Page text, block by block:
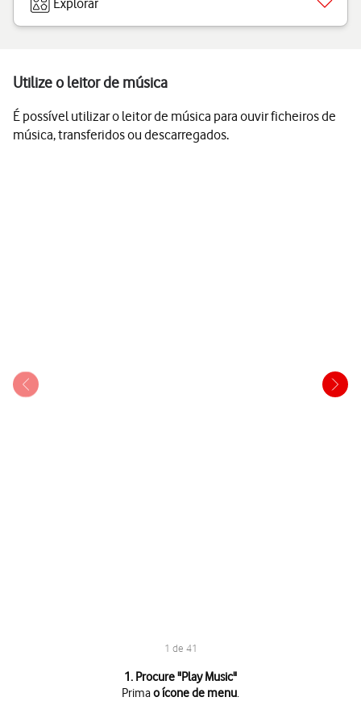
Explorar
Utilize o leitor de música
É possível utilizar o leitor de música para ouvir ficheiros de
música, transferidos ou descarregados.
1 de 41
1. Procure "Play Music"
Primao ícone de menu.